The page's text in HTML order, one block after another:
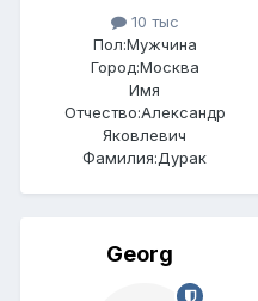
10 тыс
Пол:Мужчина
Город:Москва
Имя
Отчество:Александр
Яковлевич
Фамилия:Дурак
Georg